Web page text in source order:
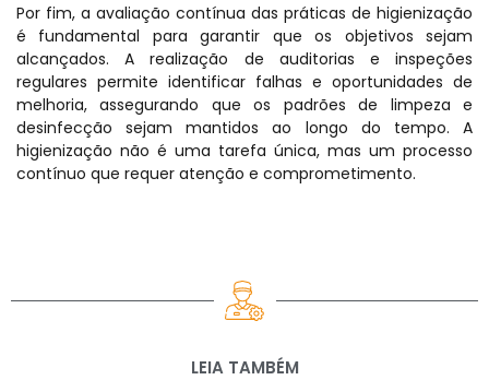
Por fim, a avaliação contínua das práticas de higienização
é fundamental para garantir que os objetivos sejam
alcançados. A realização de auditorias e inspeções
regulares permite identificar falhas e oportunidades de
melhoria, assegurando que os padrões de limpeza e
desinfecção sejam mantidos ao longo do tempo. A
higienização não é uma tarefa única, mas um processo
contínuo que requer atenção e comprometimento.
LEIA TAMBÉM